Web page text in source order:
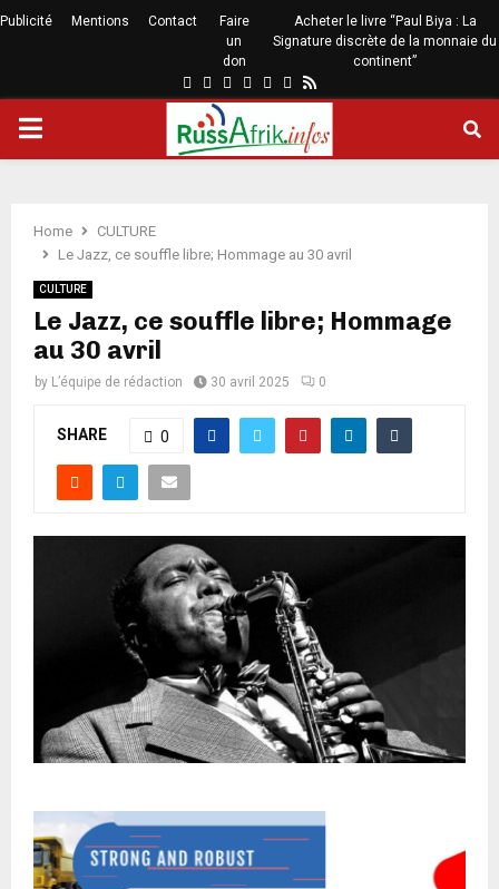
Publicité Mentions Contact
Faire
un
don
Acheter le livre “Paul Biya : La
Signature discrète de la monnaie du
continent”
Home
CULTURE
Le Jazz, ce souffle libre; Hommage au 30 avril
CULTURE
Le Jazz, ce souffle libre; Hommage
au 30 avril
by L’équipe de rédaction 30 avril 2025 0
SHARE 0